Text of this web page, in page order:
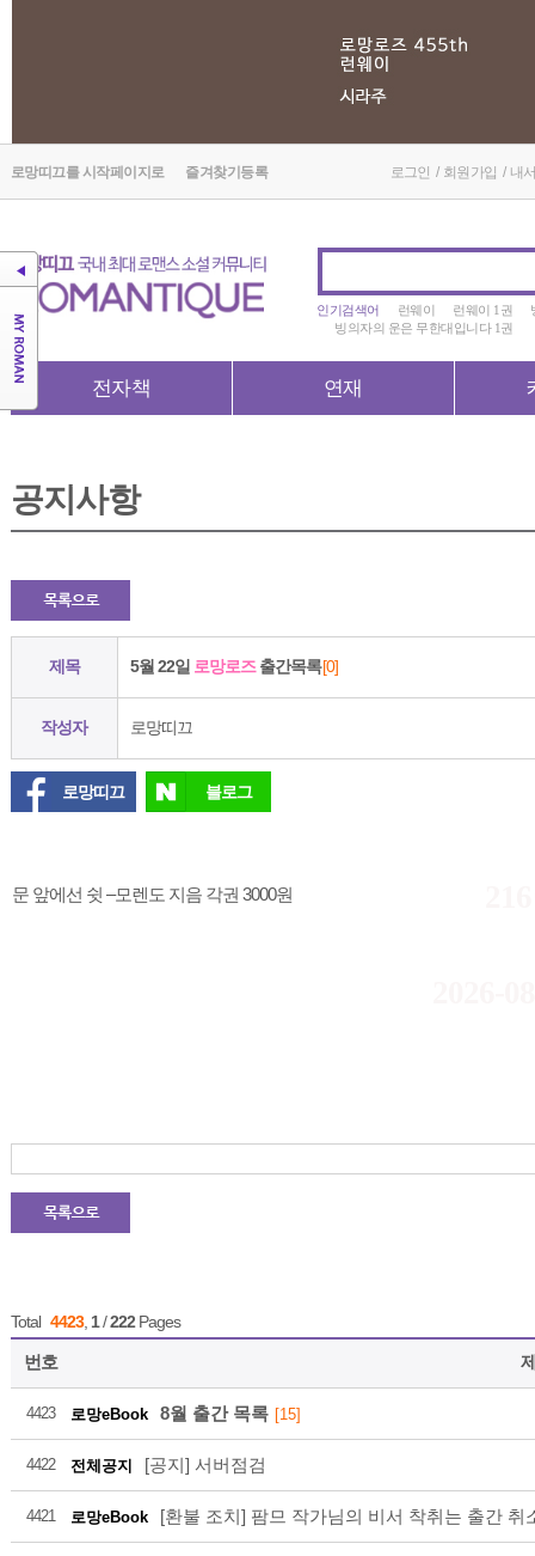
로망띠끄를 시작페이지로 즐겨찾기등록 로그인 / 회원가입 / 내
인기검색어 런웨이 런웨이 1권
빙의자의 운은 무한대입니다 1권
전자책 연재
공지사항
제목 5월 22일 로망로즈 출간목록[0]
작성자 로망띠끄
로망띠끄 블로그
문 앞에선 쉿 –모렌도 지음 각권 3000원
Total 4423, 1/222 Pages
번호
4423 로망eBook 8월 출간 목록 [15]
4422 전체공지 [공지] 서버점검
4421 로망eBook [환불 조치] 팜므 작가님의 비서 착취는 출간 취